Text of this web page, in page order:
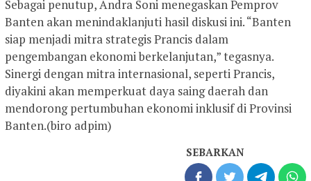
​Sebagai penutup, Andra Soni menegaskan Pemprov
Banten akan menindaklanjuti hasil diskusi ini. “Banten
siap menjadi mitra strategis Prancis dalam
pengembangan ekonomi berkelanjutan,” tegasnya.
Sinergi dengan mitra internasional, seperti Prancis,
diyakini akan memperkuat daya saing daerah dan
mendorong pertumbuhan ekonomi inklusif di Provinsi
Banten.(biro adpim)
SEBARKAN